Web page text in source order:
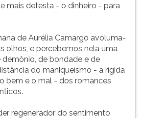
mais detesta - o dinheiro - para
de Aurélia Camargo avoluma-
olhos, e percebemos nela uma
demônio, de bondade e de
do maniqueísmo - a rígida
bem e o mal - dos romances
regenerador do sentimento